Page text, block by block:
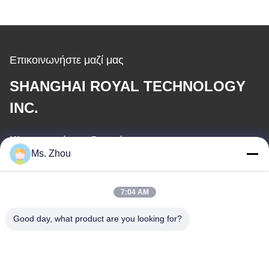
Επικοινωνήστε μαζί μας
SHANGHAI ROYAL TECHNOLOGY
INC.
Ηλεκτρονικό ταχυδρομείο
Ms. Zhou
7:04 AM
Good day, what product are you looking for?